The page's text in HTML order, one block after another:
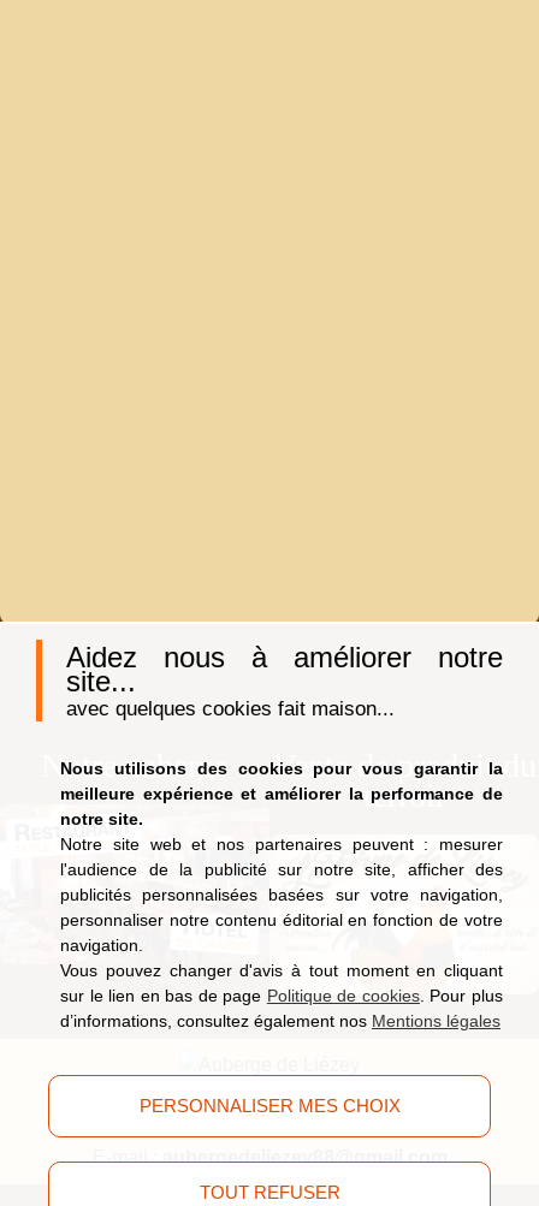
Aidez nous à améliorer notre
site...
avec quelques cookies fait maison...
Nous utilisons des cookies pour vous garantir la
meilleure expérience et améliorer la performance de
notre site.
Notre site web et nos partenaires peuvent : mesurer
l'audience de la publicité sur notre site, afficher des
publicités personnalisées basées sur votre navigation,
personnaliser notre contenu éditorial en fonction de votre
navigation.
Vous pouvez changer d'avis à tout moment en cliquant
sur le lien en bas de page Politique de cookies. Pour plus
d’informations, consultez également nos Mentions légales
TOUT REFUSER
PERSONNALISER MES CHOIX
Notre auberge
Vente de produit du
terroir
9, route de Saucefaing, 88400 Liézey(Vosges)
E-mail :aubergedeliezey88@gmail.com